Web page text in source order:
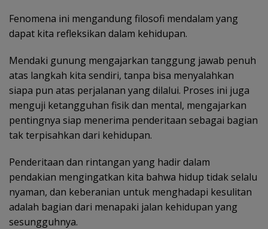
Fenomena ini mengandung filosofi mendalam yang
dapat kita refleksikan dalam kehidupan.
Mendaki gunung mengajarkan tanggung jawab penuh
atas langkah kita sendiri, tanpa bisa menyalahkan
siapa pun atas perjalanan yang dilalui. Proses ini juga
menguji ketangguhan fisik dan mental, mengajarkan
pentingnya siap menerima penderitaan sebagai bagian
tak terpisahkan dari kehidupan.
Penderitaan dan rintangan yang hadir dalam
pendakian mengingatkan kita bahwa hidup tidak selalu
nyaman, dan keberanian untuk menghadapi kesulitan
adalah bagian dari menapaki jalan kehidupan yang
sesungguhnya.